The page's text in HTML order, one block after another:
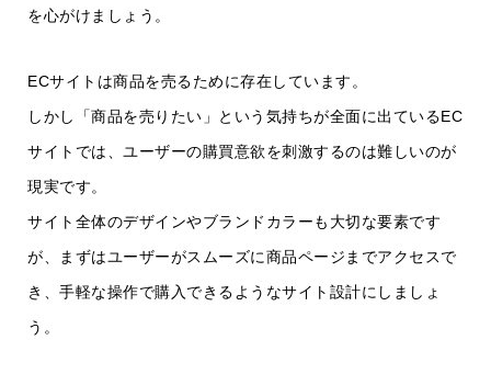
を心がけましょう。
ECサイトは商品を売るために存在しています。
しかし「商品を売りたい」という気持ちが全面に出ているEC
サイトでは、ユーザーの購買意欲を刺激するのは難しいのが
現実です。
サイト全体のデザインやブランドカラーも大切な要素です
が、まずはユーザーがスムーズに商品ページまでアクセスで
き、手軽な操作で購入できるようなサイト設計にしましょ
う。